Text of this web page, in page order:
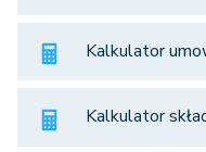
Kalkulator
Kalkulator